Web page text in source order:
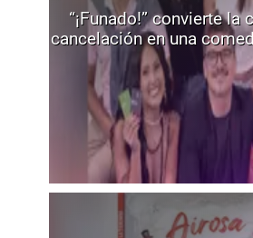
“¡Funado!” convierte la
cancelación en una